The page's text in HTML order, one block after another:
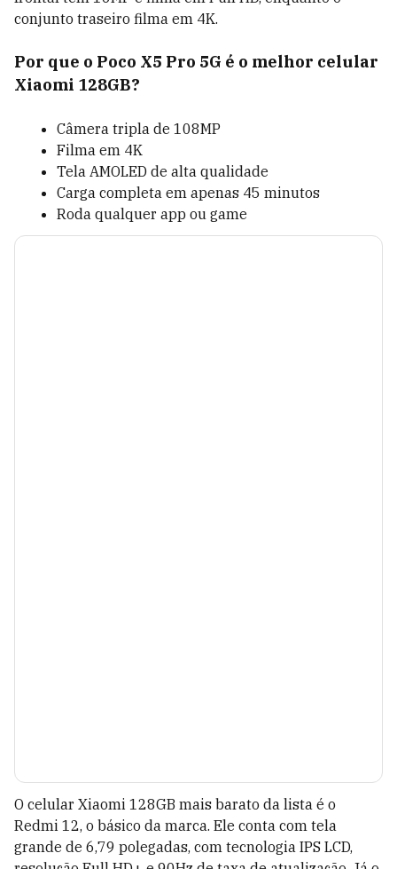
conjunto traseiro filma em 4K.
Por que o Poco X5 Pro 5G é o melhor celular
Xiaomi 128GB?
Câmera tripla de 108MP
Filma em 4K
Tela AMOLED de alta qualidade
Carga completa em apenas 45 minutos
Roda qualquer app ou game
O celular Xiaomi 128GB mais barato da lista é o
Redmi 12, o básico da marca. Ele conta com tela
grande de 6,79 polegadas, com tecnologia IPS LCD,